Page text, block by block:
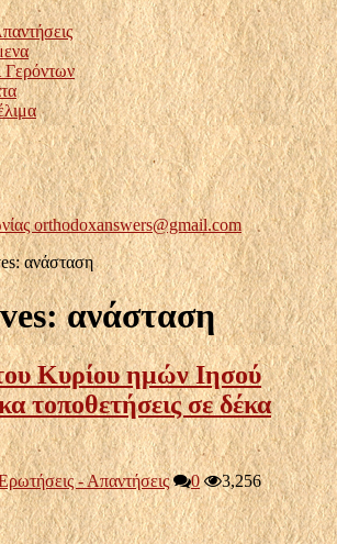
Γερόντων
orthodoxanswers@gmail.com
ανάσταση
ανάσταση
Κυρίου ημών Ιησού
τοποθετήσεις σε δέκα
- Απαντήσεις 0 3,256